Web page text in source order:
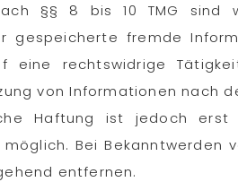
§§ 8 bis 10 TMG
gespeicherte fremde
eine rechtswidrige
von Informationen nach
Haftung ist jedoch
Bei Bekanntwerden
entfernen.